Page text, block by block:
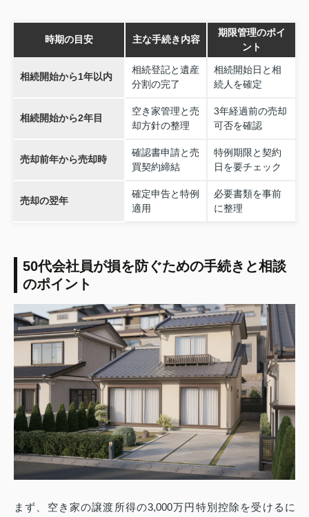
時期の目安 主な手続き内容
期限管理のポイ
ント
相続開始から1年以内
相続登記と遺産
分割の完了
相続開始日と相
続人を確定
相続開始から2年目
空き家管理と売
却方針の整理
3年経過前の売却
可否を確認
売却前年から売却時
確認書申請と売
買契約締結
特例期限と契約
日を要チェック
売却の翌年
確定申告と特例
適用
必要書類を事前
に整理
50代会社員が損を防ぐための手続きと相談
のポイント
まず、空き家の譲渡所得の3,000万円特別控除を受けるに